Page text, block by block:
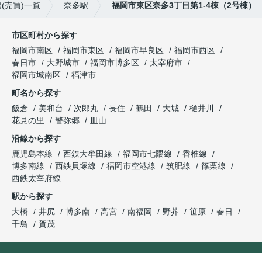
売買)一覧 奈多駅 福岡市東区奈多3丁目第1-4棟（2号棟）
市区町村から探す
福岡市南区
福岡市東区 福岡市早良区
福岡市西区
春日市
大野城市 福岡市博多区
太宰府市
福岡市城南区
福津市
町名から探す
飯倉
美和台 次郎丸 長住 鶴田 大城
樋井川
花見の里
警弥郷
皿山
沿線から探す
鹿児島本線
西鉄大牟田線 福岡市七隈線
香椎線
博多南線
西鉄貝塚線 福岡市空港線 筑肥線
篠栗線
西鉄太宰府線
駅から探す
大橋
井尻 博多南 高宮 南福岡 野芥 笹原
春日
千鳥
賀茂